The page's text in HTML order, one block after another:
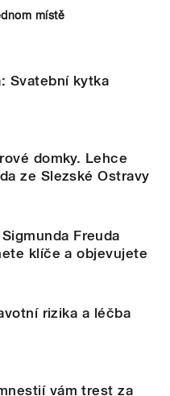
místě
Svatební kytka
domky. Lehce
ze Slezské Ostravy
Freuda
klíče a objevujete
rizika a léčba
vám trest za